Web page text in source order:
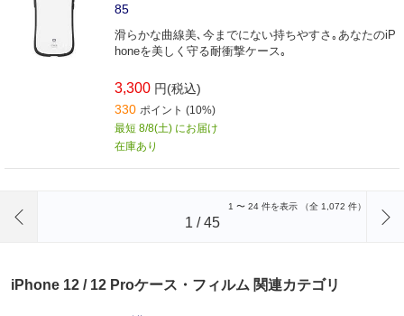
85
滑らかな曲線美､今までにない持ちやすさ｡あなたのiP
honeを美しく守る耐衝撃ケース｡
3,300 円(税込)
330 ポイント (10%)
最短 8/8(土) にお届け
在庫あり
1 〜 24 件を表示 （全 1,072 件）
1 /45
iPhone 12 / 12 Proケース・フィルム 関連カテゴリ